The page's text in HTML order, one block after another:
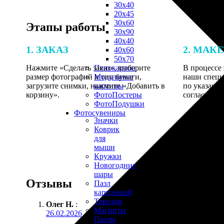
30х40
20х45
30х60
30х90
40х40
40х60
50х70
Пенокартон
Модульные
картины
ФотоПостеры
ФотоПодушки
Фотоcувениры
Значки
Коврик
для
мыши
Кружки
Новогодние
шары
Пазл
картонный
Тарелки
Магниты
Пазлы
Этапы работы
1. ЗАКАЗ
Нажмите «Сделать заказ», выберите
размер фотографий и тип бумаги,
загрузите снимки, нажмите «Добавить в
корзину».
2.
В процессе
наши
по
Отзывы
Олег Н. :
26.02.2026